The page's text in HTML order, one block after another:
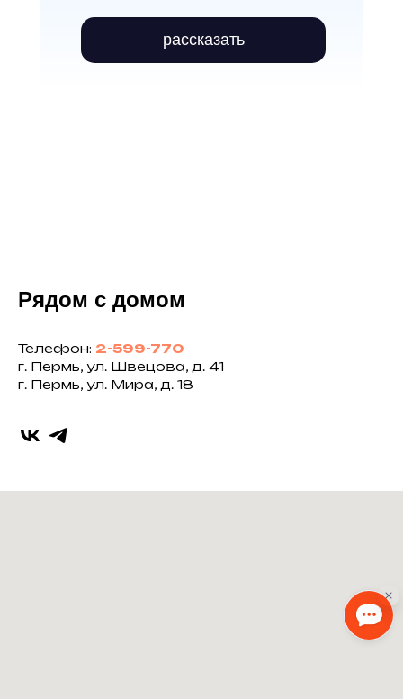
рассказать
Рядом с домом
Телефон: 2-599-770
г. Пермь, ул. Швецова, д. 41
г. Пермь, ул. Мира, д. 18